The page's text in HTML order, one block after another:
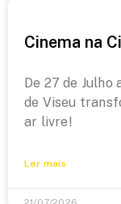
Cinema na
De 27 de Julho
de Viseu
ar livre!
Ler mais